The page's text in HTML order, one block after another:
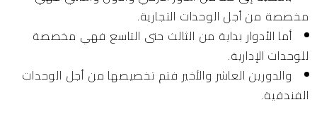
مخصصة من أجل الوحدات التجارية.
أما الأدوار بداية من الثالث حتى التاسع فهي مخصصة
للوحدات الإدارية.
والدورين العاشر والأخير فتم تخصيصها من أجل الوحدات
الفندقية.